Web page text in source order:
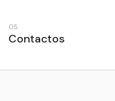
Contactos